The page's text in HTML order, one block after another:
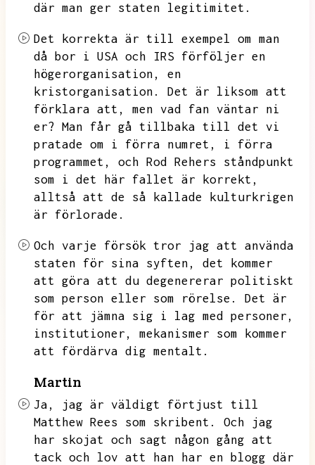
där man ger staten legitimitet.
Det korrekta är till exempel om man
då bor i USA och IRS förföljer en
högerorganisation,
en
kristorganisation.
Det är liksom att
förklara att,
men vad fan väntar ni
er? Man får gå tillbaka till det vi
pratade om i förra numret,
i förra
programmet,
och Rod Rehers ståndpunkt
som i det här fallet är korrekt,
alltså att de så kallade kulturkrigen
är förlorade.
Och varje försök tror jag att använda
staten för sina syften,
det kommer
att göra att du degenererar politiskt
som person eller som rörelse.
Det är
för att jämna sig i lag med personer,
institutioner,
mekanismer som kommer
att fördärva dig mentalt.
Martin
Ja,
jag är väldigt förtjust till
Matthew Rees som skribent.
Och jag
har skojat och sagt någon gång att
tack och lov att han har en blogg där